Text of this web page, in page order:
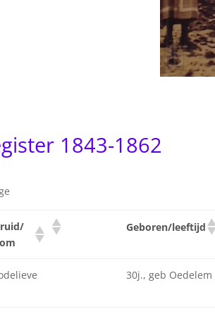
1843-1862
Geboren/leeftijd
30j., geb Oedelem